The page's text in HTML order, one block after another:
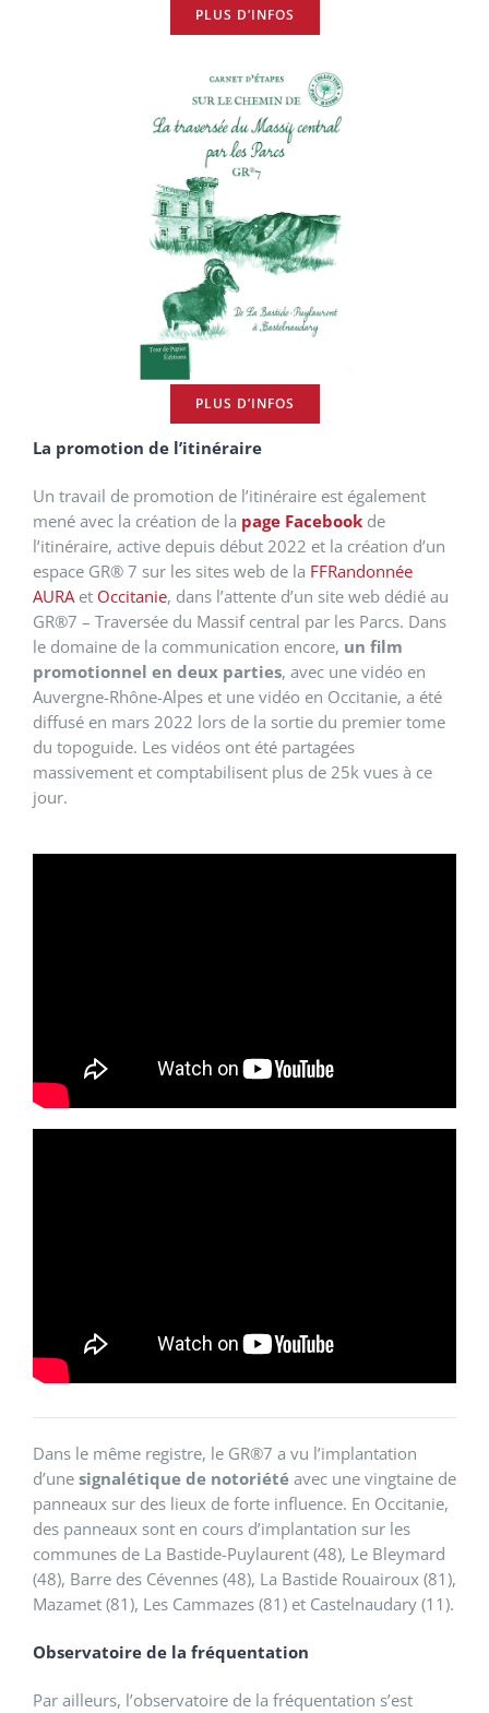
PLUS D’INFOS
PLUS D’INFOS
La promotion de l’itinéraire
Un travail de promotion de l’itinéraire est également
mené avec la création de la page Facebook de
l’itinéraire, active depuis début 2022 et la création d’un
espace GR® 7 sur les sites web de la FFRandonnée
AURA et Occitanie, dans l’attente d’un site web dédié au
GR®7 – Traversée du Massif central par les Parcs. Dans
le domaine de la communication encore, un film
promotionnel en deux parties, avec une vidéo en
Auvergne-Rhône-Alpes et une vidéo en Occitanie, a été
diffusé en mars 2022 lors de la sortie du premier tome
du topoguide. Les vidéos ont été partagées
massivement et comptabilisent plus de 25k vues à ce
jour.
Dans le même registre, le GR®7 a vu l’implantation
d’une signalétique de notoriété avec une vingtaine de
panneaux sur des lieux de forte influence. En Occitanie,
des panneaux sont en cours d’implantation sur les
communes de La Bastide-Puylaurent (48), Le Bleymard
(48), Barre des Cévennes (48), La Bastide Rouairoux (81),
Mazamet (81), Les Cammazes (81) et Castelnaudary (11).
Observatoire de la fréquentation
Par ailleurs, l’observatoire de la fréquentation s’est